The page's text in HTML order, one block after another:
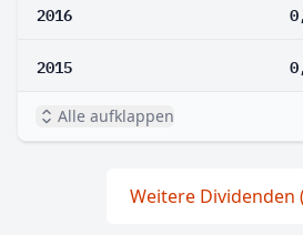
2016
2015
Alle aufklappen
Weitere Dividenden